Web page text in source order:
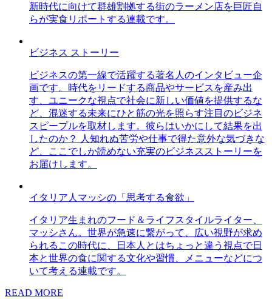
新時代に向けて群雄割拠する街のラーメン店を巨匠自
らが実食リポートする連載です。
ビジネス ストーリー
ビジネスの第一線で活躍する著名人のインタビュー企
画です。時代をリードする商品やサービスを産み出
す、ユニークな視点で社会に新しい価値を提供するな
ど、混迷する未来にひと筋の光を照らす注目のビジネ
スピープルを取材します。彼らはいかにして結果を出
したのか？ 人知れぬ苦労や仕事で得た意外な気づきな
ど、ここでしか読めない充実のビジネスストーリーを
お届けします。
イタリア人マッシの「思考する食欲」
イタリア生まれのフード＆ライフスタイルライター、
マッシさん。世界が急速に繋がって、広い視野が求め
られるこの時代に、日本人とはちょっと違う視点で日
本と世界の食に関する文化や習慣、メニューなどにつ
いて考える連載です。
READ MORE